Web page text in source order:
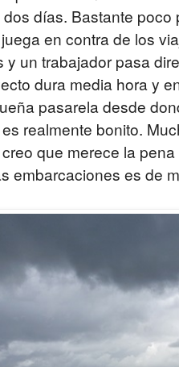
días. Bastante poco
en contra de los
y un trabajador pasa
dura media hora y
pasarela desde
realmente bonito.
que merece la
embarcaciones es de